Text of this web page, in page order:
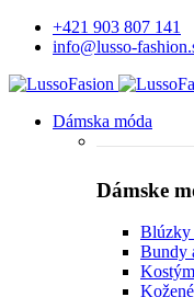
+421 903 807 141
info@lusso-
Dámska móda
Dámske
Blúzky
Bundy